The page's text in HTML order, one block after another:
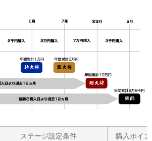
ステージ設定条件 購入ポイ